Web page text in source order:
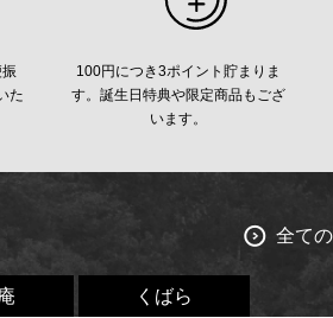
た
100円につき3ポイント貯まりま
す。誕生日特典や限定商品もござ
います。
全て
くばら